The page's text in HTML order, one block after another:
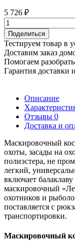
5 726 ₽
Поделиться
Тестируем товар в
Доставим заказ
Помогаем
Гарантия доставки
Описание
Отзывы 0
Доставка и
Маскировочный
охоты, засады на
полиэстера, не
легкий,
включает
маскировочный
охотников и
поставляется с
транспортировки.
Маскировочный